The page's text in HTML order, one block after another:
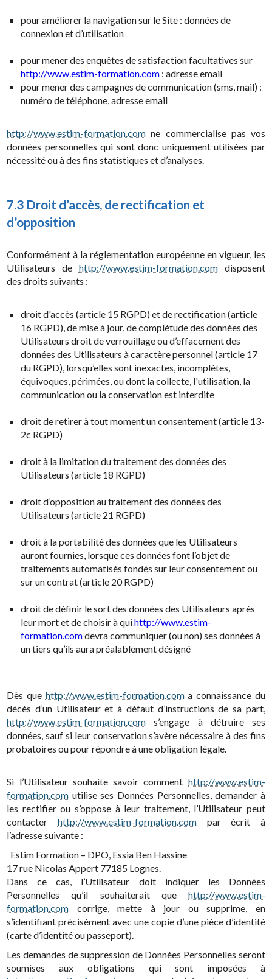
pour améliorer la navigation sur le Site : données de
connexion et d’utilisation
pour mener des enquêtes de satisfaction facultatives sur
http://www.estim-formation.com: adresse email
pour mener des campagnes de communication (sms, mail) :
numéro de téléphone, adresse email
http://www.estim-formation.com ne commercialise pas vos
données personnelles qui sont donc uniquement utilisées par
nécessité ou à des fins statistiques et d’analyses.
7.3 Droit d’accès, de rectification et
d’opposition
Conformément à la réglementation européenne en vigueur, les
Utilisateurs de http://www.estim-formation.comdisposent
des droits suivants :
droit d'accès (article 15 RGPD) et de rectification (article
16 RGPD), de mise à jour, de complétude des données des
Utilisateurs droit de verrouillage ou d’effacement des
données des Utilisateurs à caractère personnel (article 17
du RGPD), lorsqu’elles sont inexactes, incomplètes,
équivoques, périmées, ou dont la collecte, l'utilisation, la
communication ou la conservation est interdite
droit de retirer à tout moment un consentement (article 13-
2c RGPD)
droit à la limitation du traitement des données des
Utilisateurs (article 18 RGPD)
droit d’opposition au traitement des données des
Utilisateurs (article 21 RGPD)
droit à la portabilité des données que les Utilisateurs
auront fournies, lorsque ces données font l’objet de
traitements automatisés fondés sur leur consentement ou
sur un contrat (article 20 RGPD)
droit de définir le sort des données des Utilisateurs après
leur mort et de choisir à quihttp://www.estim-
formation.comdevra communiquer (ou non) ses données à
un tiers qu’ils aura préalablement désigné
Dès que http://www.estim-formation.coma connaissance du
décès d’un Utilisateur et à défaut d’instructions de sa part,
http://www.estim-formation.com s’engage à détruire ses
données, sauf si leur conservation s’avère nécessaire à des fins
probatoires ou pour répondre à une obligation légale.
Si l’Utilisateur souhaite savoir comment http://www.estim-
formation.com utilise ses Données Personnelles, demander à
les rectifier ou s’oppose à leur traitement, l’Utilisateur peut
contacter http://www.estim-formation.compar écrit à
l’adresse suivante :
Estim Formation – DPO, Essia Ben Hassine
17 rue Nicolas Appert 77185 Lognes.
Dans ce cas, l’Utilisateur doit indiquer les Données
Personnelles qu’il souhaiterait que http://www.estim-
formation.com corrige, mette à jour ou supprime, en
s’identifiant précisément avec une copie d’une pièce d’identité
(carte d’identité ou passeport).
Les demandes de suppression de Données Personnelles seront
soumises aux obligations qui sont imposées à